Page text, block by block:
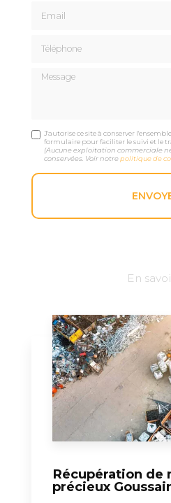
Message
J'autorise ce site à conserver
formulaire pour faciliter le suivi et le
(Aucune exploitation commerciale
conservées. Voir notrepolitique de
En
Récupération de
précieux